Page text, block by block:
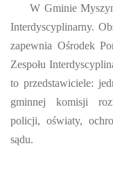
W Gminie
Interdyscyplinarny.
zapewnia Ośrodek
Zespołu
to przedstawiciele:
gminnej komisji
policji, oświaty,
sądu.